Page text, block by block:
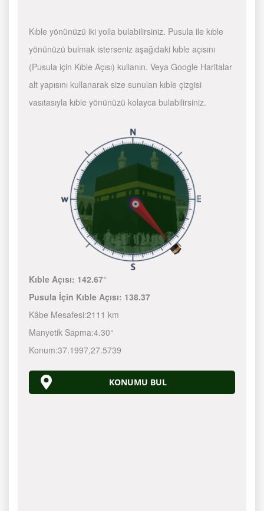
Kıble yönünüzü iki yolla bulabilirsiniz. Pusula ile kıble
yönünüzü bulmak isterseniz aşağıdaki kıble açısını
(Pusula için Kıble Açısı) kullanın. Veya Google Haritalar
alt yapısını kullanarak size sunulan kıble çizgisi
vasıtasıyla kıble yönünüzü kolayca bulabilirsiniz.
Kıble Açısı: 142.67°
Pusula İçin Kıble Açısı: 138.37
Kâbe Mesafesi:2111 km
Manyetik Sapma:4.30°
Konum:37.1997,27.5739
KONUMU BUL